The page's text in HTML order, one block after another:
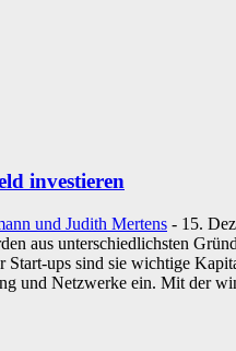
investieren
und Judith Mertens - 15.
aus unterschiedlichsten
Start-ups sind sie wichtige
und Netzwerke ein. Mit der